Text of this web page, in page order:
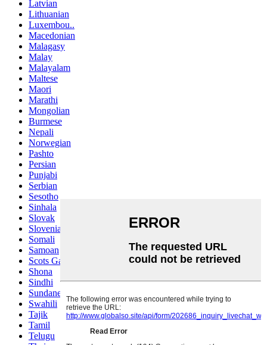
Latvian
Lithuanian
Luxembou..
Macedonian
Malagasy
Malay
Malayalam
Maltese
Maori
Marathi
Mongolian
Burmese
Nepali
Norwegian
Pashto
Persian
Punjabi
Serbian
Sesotho
Sinhala
Slovak
Slovenian
Somali
Samoan
Scots Gaelic
Shona
Sindhi
Sundanese
Swahili
Tajik
Tamil
Telugu